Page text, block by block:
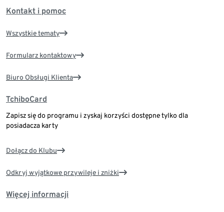
Kontakt i pomoc
Wszystkie tematy
Formularz kontaktowy
Biuro Obsługi Klienta
TchiboCard
Zapisz się do programu i zyskaj korzyści dostępne tylko dla
posiadacza karty
Dołącz do Klubu
Odkryj wyjątkowe przywileje i zniżki
Więcej informacji